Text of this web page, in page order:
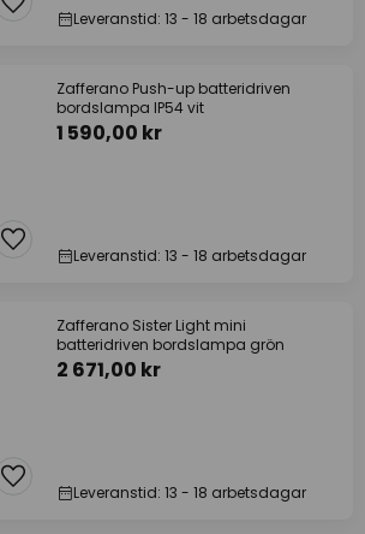
Leveranstid: 13 - 18 arbetsdagar
Zafferano Push-up batteridriven
bordslampa IP54 vit
1 590,00 kr
Leveranstid: 13 - 18 arbetsdagar
Zafferano Sister Light mini
batteridriven bordslampa grön
2 671,00 kr
Leveranstid: 13 - 18 arbetsdagar